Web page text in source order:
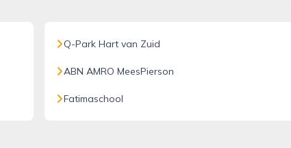
Q-Park Hart van Zuid
ABN AMRO MeesPierson
Fatimaschool